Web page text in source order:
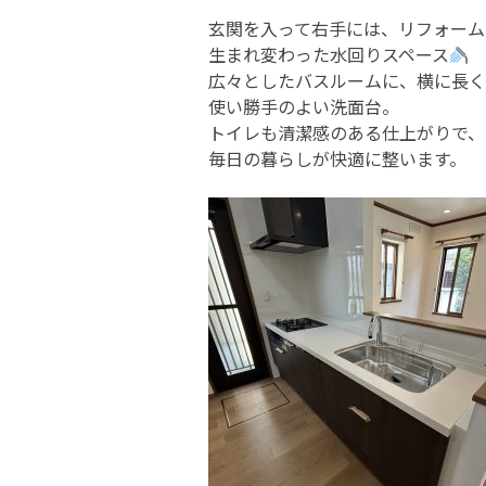
玄関を入って右手には、リフォー
生まれ変わった水回りスペース
広々としたバスルームに、横に長く
使い勝手のよい洗面台。
トイレも清潔感のある仕上がりで、
毎日の暮らしが快適に整います。